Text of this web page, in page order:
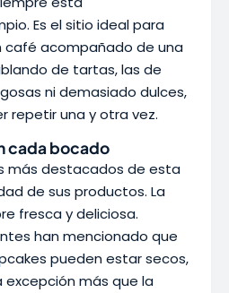
Es el sitio ideal para
café acompañado de una
de tartas, las de
ni demasiado dulces,
repetir una y otra vez.
cada bocado
más destacados de esta
de sus productos. La
fresca y deliciosa.
han mencionado que
pueden estar secos,
más que la